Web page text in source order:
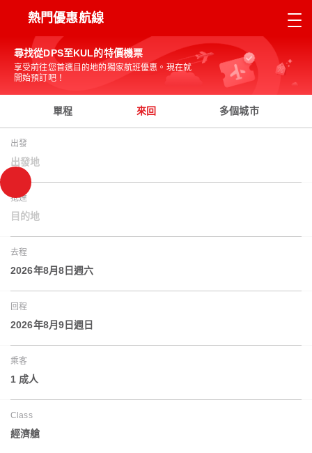
熱門優惠航線
尋找從DPS至KUL的特價機票
享受前往您首選目的地的獨家航班優惠。現在就
開始預訂吧！
單程 來回 多個城市
出發
出發地
抵達
目的地
去程
2026年8月8日週六
回程
2026年8月9日週日
乘客
1 成人
Class
經濟艙